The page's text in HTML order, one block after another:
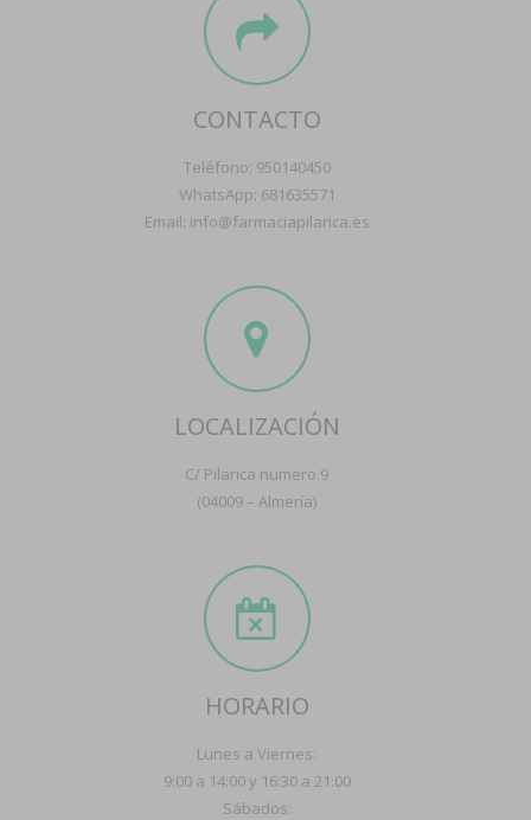
CONTACTO
Teléfono: 950140450
WhatsApp: 681635571
Email: info@farmaciapilarica.es
LOCALIZACIÓN
C/ Pilarica numero 9
(04009 – Almería)
HORARIO
Lunes a Viernes:
9:00 a 14:00 y 16:30 a 21:00
Sábados: